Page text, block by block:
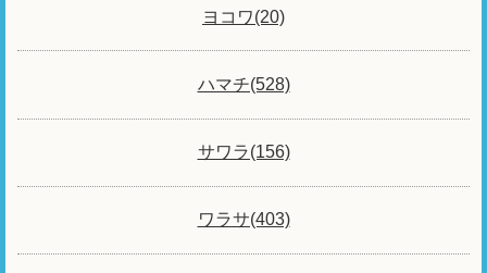
ヨコワ(20)
ハマチ(528)
サワラ(156)
ワラサ(403)